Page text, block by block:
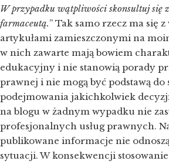
W przypadku wątpliwości skonsultuj się
farmaceutą.” Tak samo rzecz ma się
artykułami zamieszczonymi na
w nich zawarte mają bowiem
edukacyjny i nie stanowią porady
prawnej i nie mogą być podstawą do
podejmowania jakichkolwiek
na blogu w żadnym wypadku nie
profesjonalnych usług prawnych.
publikowane informacje nie
sytuacji. W konsekwencji